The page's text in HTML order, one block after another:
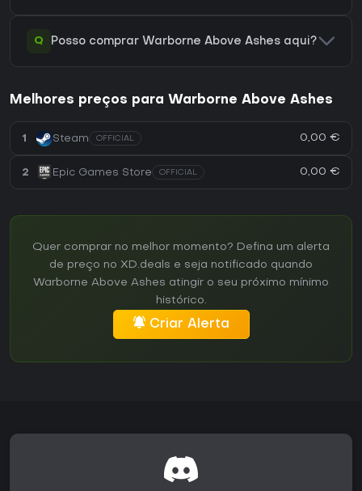
Q Posso comprar Warborne Above Ashes aqui?
Melhores preços para Warborne Above Ashes
1 Steam OFFICIAL 0,00 €
2 Epic Games Store OFFICIAL 0,00 €
Quer comprar no melhor momento? Defina um alerta
de preço no XD.deals e seja notificado quando
Warborne Above Ashes atingir o seu próximo mínimo
histórico.
Criar Alerta